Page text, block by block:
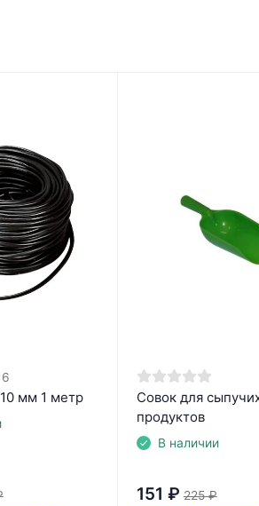
6
мм 1 метр
Совок для
продуктов
В наличии
151 ₽ 225 ₽